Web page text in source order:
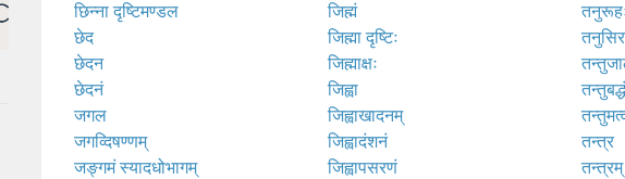
छिन्ना दृष्टिमण्डल
छेद
छेदन
छेदनं
जगल
जगव्दिषण्णम्
जङ्गमं स्यादधोभागम्
जिह्मं
जिह्मा दृष्टिः
जिह्माक्षः
जिह्वा
जिह्वाखादनम्
जिह्वादंशनं
जिह्वापसरणं
तन्त्र
तन्त्रम्